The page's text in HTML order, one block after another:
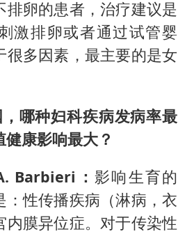
排卵的患者，治疗建议是
激排卵或者通过试管婴
很多因素，最主要的是女
哪种妇科疾病发病率最
康影响最大？
Barbieri： 影响生育的
：性传播疾病（淋病，衣
内膜异位症。对于传染性